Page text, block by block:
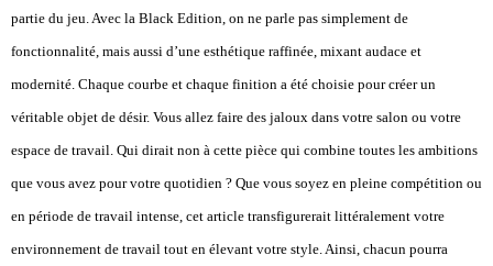
partie du jeu. Avec la Black Edition, on ne parle pas simplement de
fonctionnalité, mais aussi d’une esthétique raffinée, mixant audace et
modernité. Chaque courbe et chaque finition a été choisie pour créer un
véritable objet de désir. Vous allez faire des jaloux dans votre salon ou votre
espace de travail. Qui dirait non à cette pièce qui combine toutes les ambitions
que vous avez pour votre quotidien ? Que vous soyez en pleine compétition ou
en période de travail intense, cet article transfigurerait littéralement votre
environnement de travail tout en élevant votre style. Ainsi, chacun pourra